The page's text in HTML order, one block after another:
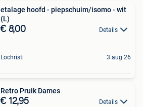
etalage hoofd - piepschuim/isomo - wit
(L)
€ 8,00 Details
Lochristi 3 aug 26
Retro Pruik Dames
€ 12,95 Details